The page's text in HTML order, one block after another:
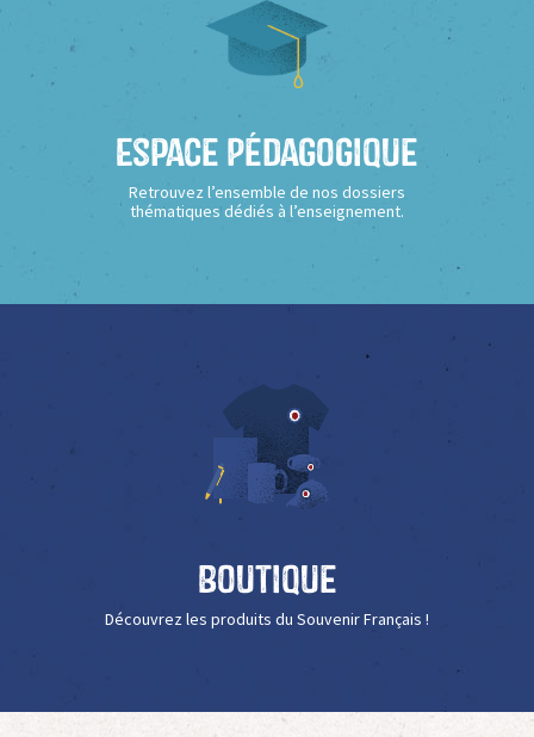
Espace Pédagogique
Retrouvez l’ensemble de nos dossiers
thématiques dédiés à l’enseignement.
Boutique
Découvrez les produits du Souvenir Français !